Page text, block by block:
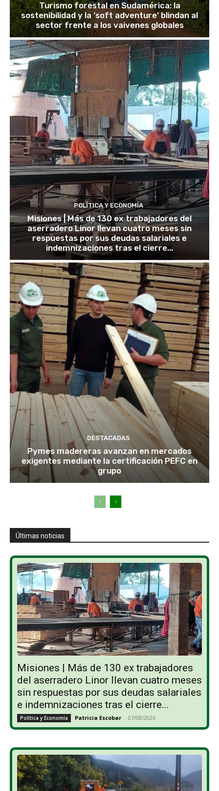
Turismo forestal en Sudamérica: la
sostenibilidad y la ‘soft adventure’ blindan al
sector frente a los vaivenes globales
POLÍTICA Y ECONOMÍA
Misiones | Más de 130 ex trabajadores del
aserradero Linor llevan cuatro meses sin
respuestas por sus deudas salariales e
indemnizaciones tras el cierre...
DESTACADAS
Pymes madereras avanzan en mercados
exigentes mediante la certificación PEFC en
grupo
Últimas noticias
Misiones | Más de 130 ex trabajadores
del aserradero Linor llevan cuatro meses
sin respuestas por sus deudas salariales
e indemnizaciones tras el cierre...
Política y Economía Patricia Escobar - 07/08/2026